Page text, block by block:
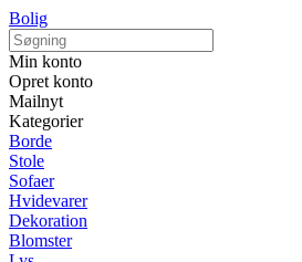
Bolig
Min konto
Opret konto
Mailnyt
Kategorier
Borde
Stole
Sofaer
Hvidevarer
Dekoration
Blomster